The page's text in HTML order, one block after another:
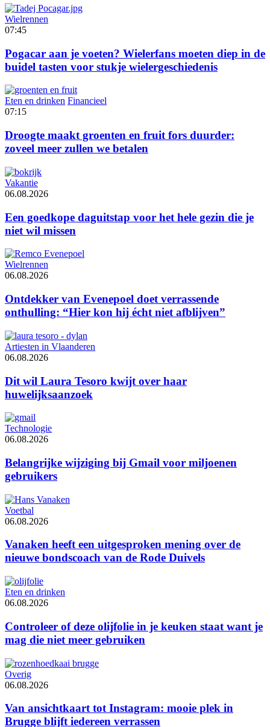
Wielrennen
07:45
Pogacar aan je voeten? Wielerfans moeten diep in de
buidel tasten voor stukje wielergeschiedenis
Eten en drinken Financieel
07:15
Droogte maakt groenten en fruit fors duurder:
zoveel meer zullen we betalen
Vakantie
06.08.2026
Een goedkope daguitstap voor het hele gezin die je
niet wil missen
Wielrennen
06.08.2026
Ontdekker van Evenepoel doet verrassende
onthulling: “Hier kon hij écht niet afblijven”
Artiesten in Vlaanderen
06.08.2026
Dit wil Laura Tesoro kwijt over haar
huwelijksaanzoek
Technologie
06.08.2026
Belangrijke wijziging bij Gmail voor miljoenen
gebruikers
Voetbal
06.08.2026
Vanaken heeft een uitgesproken mening over de
nieuwe bondscoach van de Rode Duivels
Eten en drinken
06.08.2026
Controleer of deze olijfolie in je keuken staat want je
mag die niet meer gebruiken
Overig
06.08.2026
Van ansichtkaart tot Instagram: mooie plek in
Brugge blijft iedereen verrassen